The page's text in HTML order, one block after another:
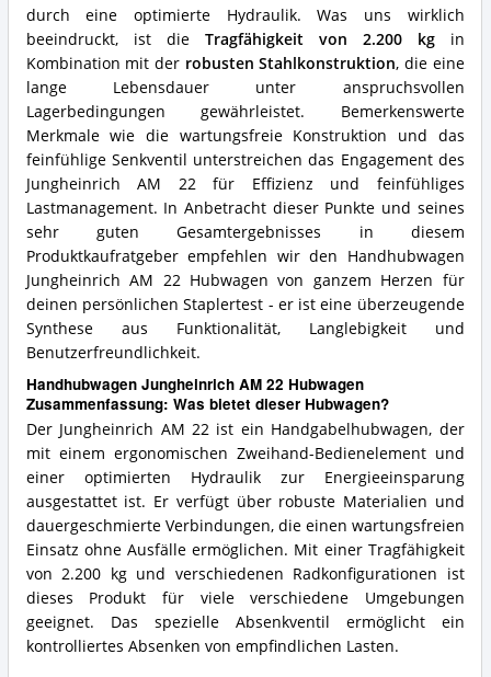
durch eine optimierte Hydraulik. Was uns wirklich
beeindruckt, ist die Tragfähigkeit von 2.200 kgin
Kombination mit der robusten Stahlkonstruktion, die eine
lange Lebensdauer unter anspruchsvollen
Lagerbedingungen gewährleistet. Bemerkenswerte
Merkmale wie die wartungsfreie Konstruktion und das
feinfühlige Senkventil unterstreichen das Engagement des
Jungheinrich AM 22 für Effizienz und feinfühliges
Lastmanagement. In Anbetracht dieser Punkte und seines
sehr guten Gesamtergebnisses in diesem
Produktkaufratgeber empfehlen wir den Handhubwagen
Jungheinrich AM 22 Hubwagen von ganzem Herzen für
deinen persönlichen Staplertest - er ist eine überzeugende
Synthese aus Funktionalität, Langlebigkeit und
Benutzerfreundlichkeit.
Handhubwagen Jungheinrich AM 22 Hubwagen
Zusammenfassung: Was bietet dieser Hubwagen?
Der Jungheinrich AM 22 ist ein Handgabelhubwagen, der
mit einem ergonomischen Zweihand-Bedienelement und
einer optimierten Hydraulik zur Energieeinsparung
ausgestattet ist. Er verfügt über robuste Materialien und
dauergeschmierte Verbindungen, die einen wartungsfreien
Einsatz ohne Ausfälle ermöglichen. Mit einer Tragfähigkeit
von 2.200 kg und verschiedenen Radkonfigurationen ist
dieses Produkt für viele verschiedene Umgebungen
geeignet. Das spezielle Absenkventil ermöglicht ein
kontrolliertes Absenken von empfindlichen Lasten.